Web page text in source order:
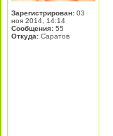
Зарегистрирован: 03
ноя 2014, 14:14
Сообщения: 55
Откуда: Саратов